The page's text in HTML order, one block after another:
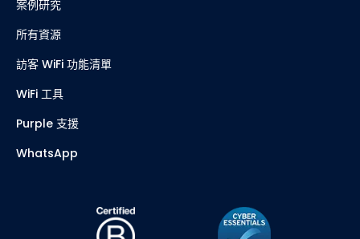
案例研究
所有資源
訪客 WiFi 功能清單
WiFi 工具
Purple 支援
WhatsApp